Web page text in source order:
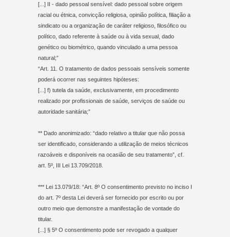
[...] II - dado pessoal sensível: dado pessoal sobre origem
racial ou étnica, convicção religiosa, opinião política, filiação a
sindicato ou a organização de caráter religioso, filosófico ou
político, dado referente à saúde ou à vida sexual, dado
genético ou biométrico, quando vinculado a uma pessoa
natural;”
“Art. 11. O tratamento de dados pessoais sensíveis somente
poderá ocorrer nas seguintes hipóteses:
[...] f) tutela da saúde, exclusivamente, em procedimento
realizado por profissionais de saúde, serviços de saúde ou
autoridade sanitária;”
** Dado anonimizado: “dado relativo a titular que não possa
ser identificado, considerando a utilização de meios técnicos
razoáveis e disponíveis na ocasião de seu tratamento”, cf.
art. 5º, III Lei 13.709/2018.
*** Lei 13.079/18: “Art. 8º O consentimento previsto no inciso I
do art. 7º desta Lei deverá ser fornecido por escrito ou por
outro meio que demonstre a manifestação de vontade do
titular.
[...] § 5º O consentimento pode ser revogado a qualquer